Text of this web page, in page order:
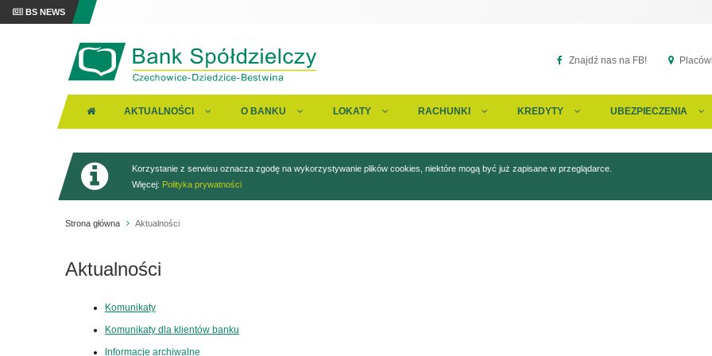
BS NEWS
Znajdź nas na FB!
AKTUALNOŚCI O BANKU LOKATY RACHUNKI KREDYTY UBEZPIECZENIA
Korzystanie z serwisu oznacza zgodę na wykorzystywanie plików cookies, niektóre mogą być już zapisane w przeglądarce.
Więcej: Polityka prywatności
Strona główna Aktualności
Aktualności
Komunikaty
Komunikaty dla klientów banku
Informacje archiwalne